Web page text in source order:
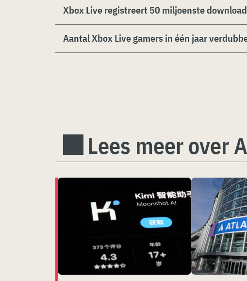
Xbox Live registreert 50 miljoenste download
Aantal Xbox Live gamers in één jaar
Lees meer over